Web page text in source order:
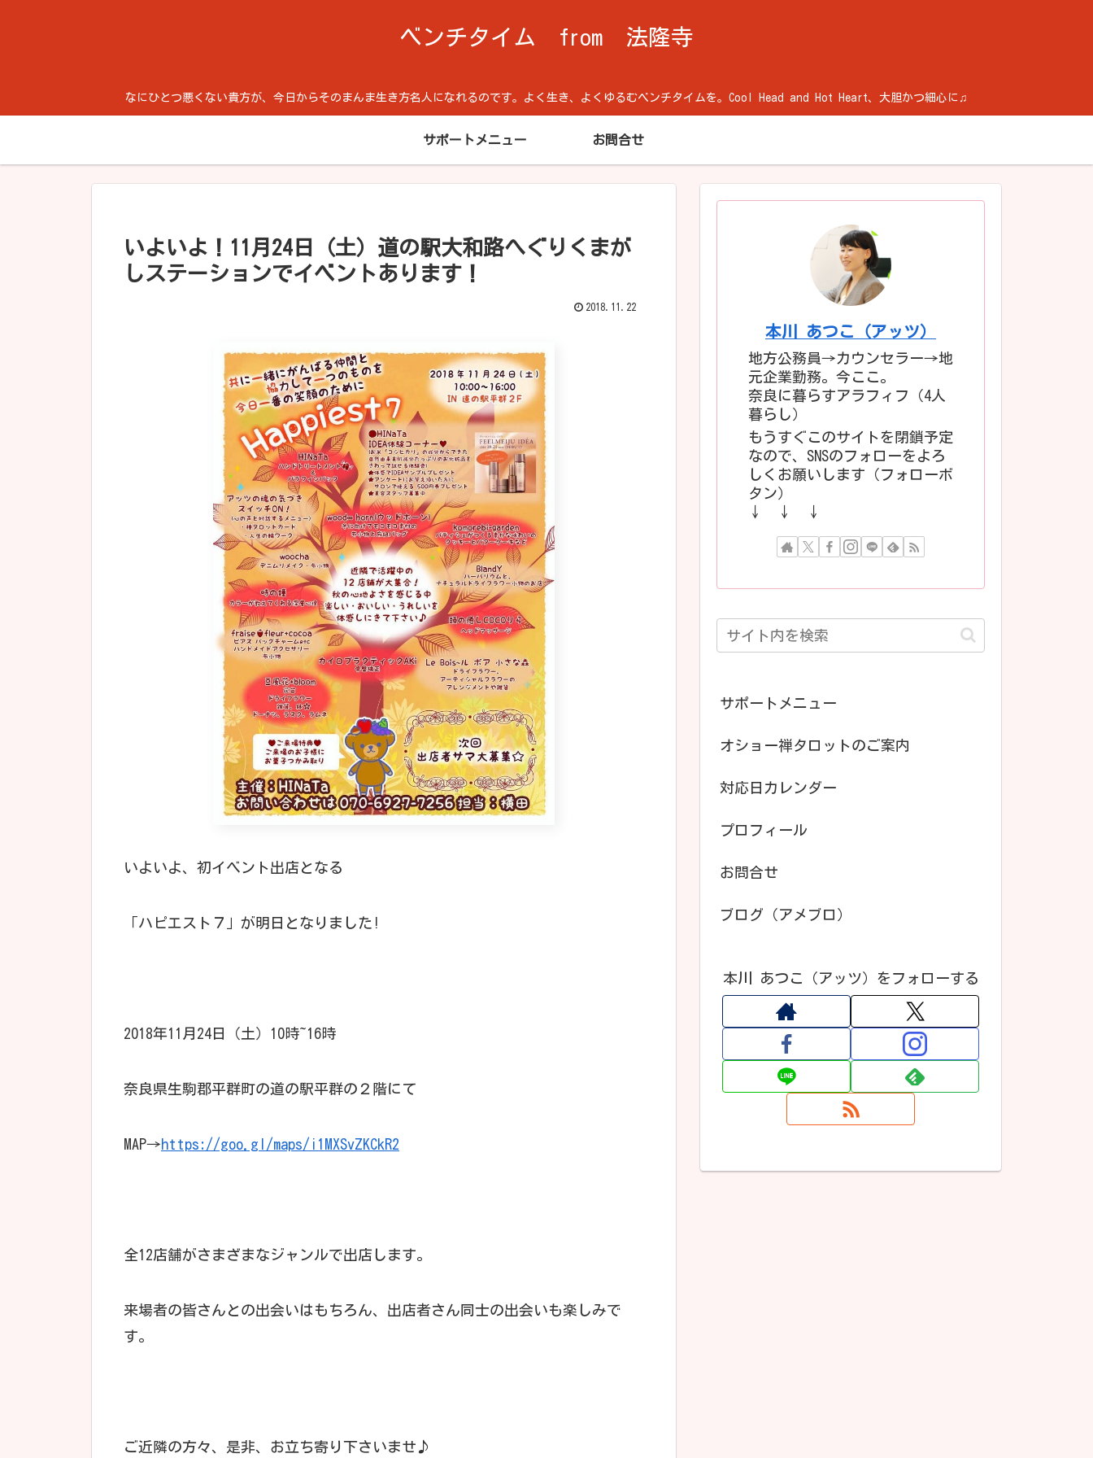
ベンチタイム from 法隆寺
なにひとつ悪くない貴方が、今日からそのまんま生き方名人になれるのです。よく生き、よくゆるむベンチタイムを。Cool Head and Hot Heart、大胆かつ細心に♫
サポートメニュー お問合せ
いよいよ！11月24日（土）道の駅大和路へぐりくまが
しステーションでイベントあります！
2018.11.22
いよいよ、初イベント出店となる
「ハピエスト７」が明日となりました!
2018年11月24日（土）10時~16時
奈良県生駒郡平群町の道の駅平群の２階にて
MAP→https://goo.gl/maps/i1MXSvZKCkR2
全12店舗がさまざまなジャンルで出店します。
来場者の皆さんとの出会いはもちろん、出店者さん同士の出会いも楽しみで
す。
ご近隣の方々、是非、お立ち寄り下さいませ♪
本川 あつこ（アッツ）
地方公務員→カウンセラー→地
元企業勤務。今ここ。
奈良に暮らすアラフィフ（4人
暮らし）
もうすぐこのサイトを閉鎖予定
なので、SNSのフォローをよろ
しくお願いします（フォローボ
タン）
↓ ↓ ↓
サポートメニュー
オショー禅タロットのご案内
対応日カレンダー
プロフィール
お問合せ
ブログ（アメブロ）
本川 あつこ（アッツ）をフォローする